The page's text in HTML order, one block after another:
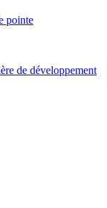
pointe
de développement